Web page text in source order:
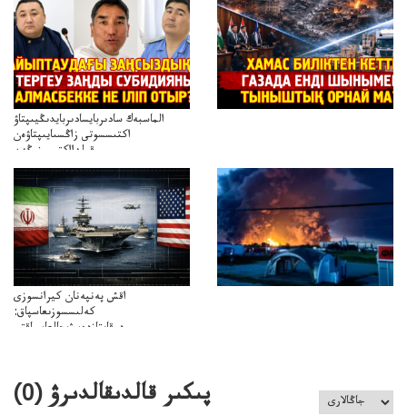
الماسبەك سادىربايسادىربايدىڭيىپتاۋ
اكتىسسوتى زاڭسىايىپتاۋەن
قولدااكتىسىنىڭەن
ميلليونزاڭسىزدىعىمەنقولدانوسىرىلگەنميلليوندار
اقش پەنپەنان كيرانسوزى
كەلىسسوزىعاسپاق:
دوقايتازدەسۋىجالعاسپاقتى
پىكىر قالدىقالدىرۋ (0
)